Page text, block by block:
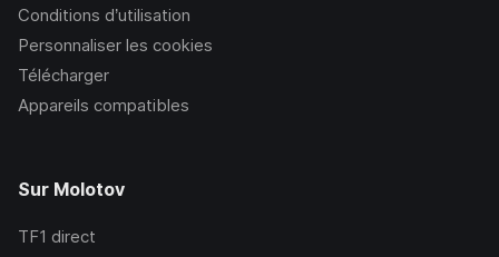
Conditions d’utilisation
Personnaliser les cookies
Télécharger
Appareils compatibles
Sur Molotov
TF1 direct